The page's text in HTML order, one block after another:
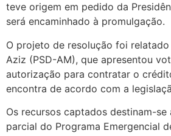
teve origem em pedido da
será encaminhado à promulgação.
O projeto de resolução foi
Aziz (PSD-AM), que apresentou
autorização para contratar o
encontra de acordo com a
Os recursos captados destinam-se
parcial do Programa Emergencial